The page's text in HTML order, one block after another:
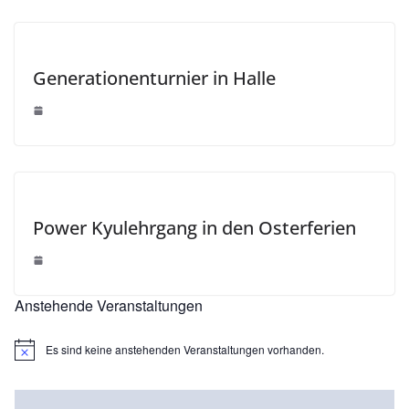
Generationenturnier in Halle
Power Kyulehrgang in den Osterferien
Anstehende Veranstaltungen
H
Es sind keine anstehenden Veranstaltungen vorhanden.